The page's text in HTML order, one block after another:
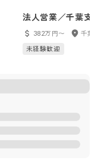
法人営業／千葉支店
382万円〜
千葉県
未経験歓迎